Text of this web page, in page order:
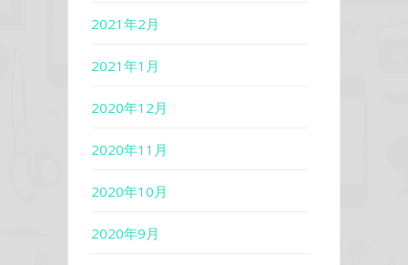
2021年2月
2021年1月
2020年12月
2020年11月
2020年10月
2020年9月